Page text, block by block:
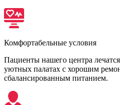
Комфортабельные условия
Пациенты нашего центра
уютных палатах с хорошим
сбалансированным питанием.